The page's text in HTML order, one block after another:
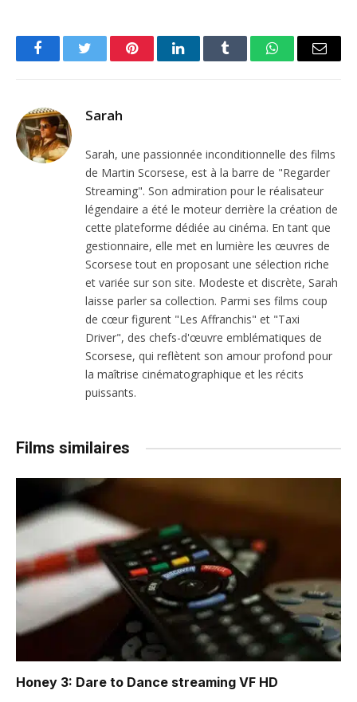
FacebookTwitter PinterestLinkedInTumblr WhatsAppEmail
Sarah
Sarah, une passionnée inconditionnelle des films
de Martin Scorsese, est à la barre de "Regarder
Streaming". Son admiration pour le réalisateur
légendaire a été le moteur derrière la création de
cette plateforme dédiée au cinéma. En tant que
gestionnaire, elle met en lumière les œuvres de
Scorsese tout en proposant une sélection riche
et variée sur son site. Modeste et discrète, Sarah
laisse parler sa collection. Parmi ses films coup
de cœur figurent "Les Affranchis" et "Taxi
Driver", des chefs-d'œuvre emblématiques de
Scorsese, qui reflètent son amour profond pour
la maîtrise cinématographique et les récits
puissants.
Films similaires
Honey 3: Dare to Dance streaming VF HD